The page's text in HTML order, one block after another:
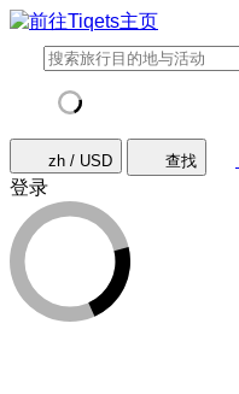
zh / USD 查找
登录